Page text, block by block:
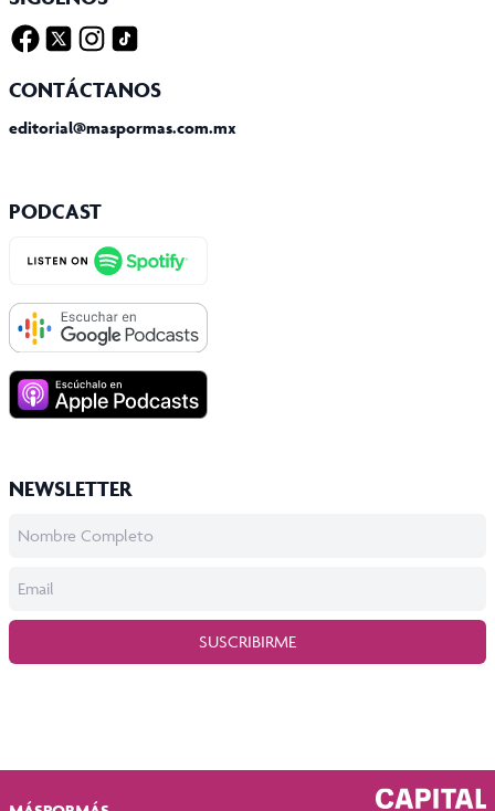
CONTÁCTANOS
editorial@maspormas.com.mx
PODCAST
NEWSLETTER
SUSCRIBIRME